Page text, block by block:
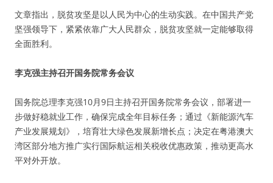
文章指出，脱贫攻坚是以人民为中心的生动实践。在中国共产党
坚强领导下，紧紧依靠广大人民群众，脱贫攻坚就一定能够取得
全面胜利。
李克强主持召开国务院常务会议
国务院总理李克强10月9日主持召开国务院常务会议，部署进一
步做好稳就业工作，确保完成全年目标任务；通过《新能源汽车
产业发展规划》，培育壮大绿色发展新增长点；决定在粤港澳大
湾区部分地方推广实行国际航运相关税收优惠政策，推动更高水
平对外开放。